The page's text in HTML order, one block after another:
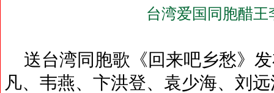
台湾爱国同胞醋王
送台湾同胞歌《回来吧乡愁》
凡、韦燕、卞洪登、袁少海、刘